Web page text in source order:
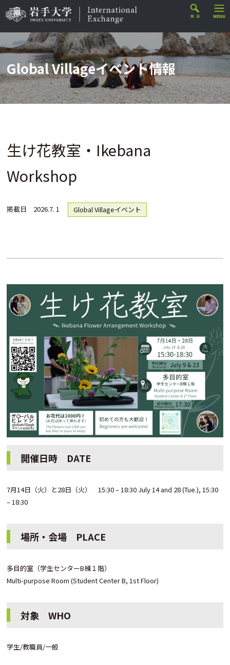
Global Villageイベント情報
生け花教室・Ikebana
Workshop
掲載日 2026.7. 1 Global Villageイベント
開催日時 DATE
7月14日（火）と28日（火） 15:30 – 18:30 July 14 and 28 (Tue.), 15:30
– 18:30
場所・会場 PLACE
多目的室（学生センターB棟１階）
Multi-purpose Room (Student Center B, 1st Floor)
対象 WHO
学生/教職員/一般